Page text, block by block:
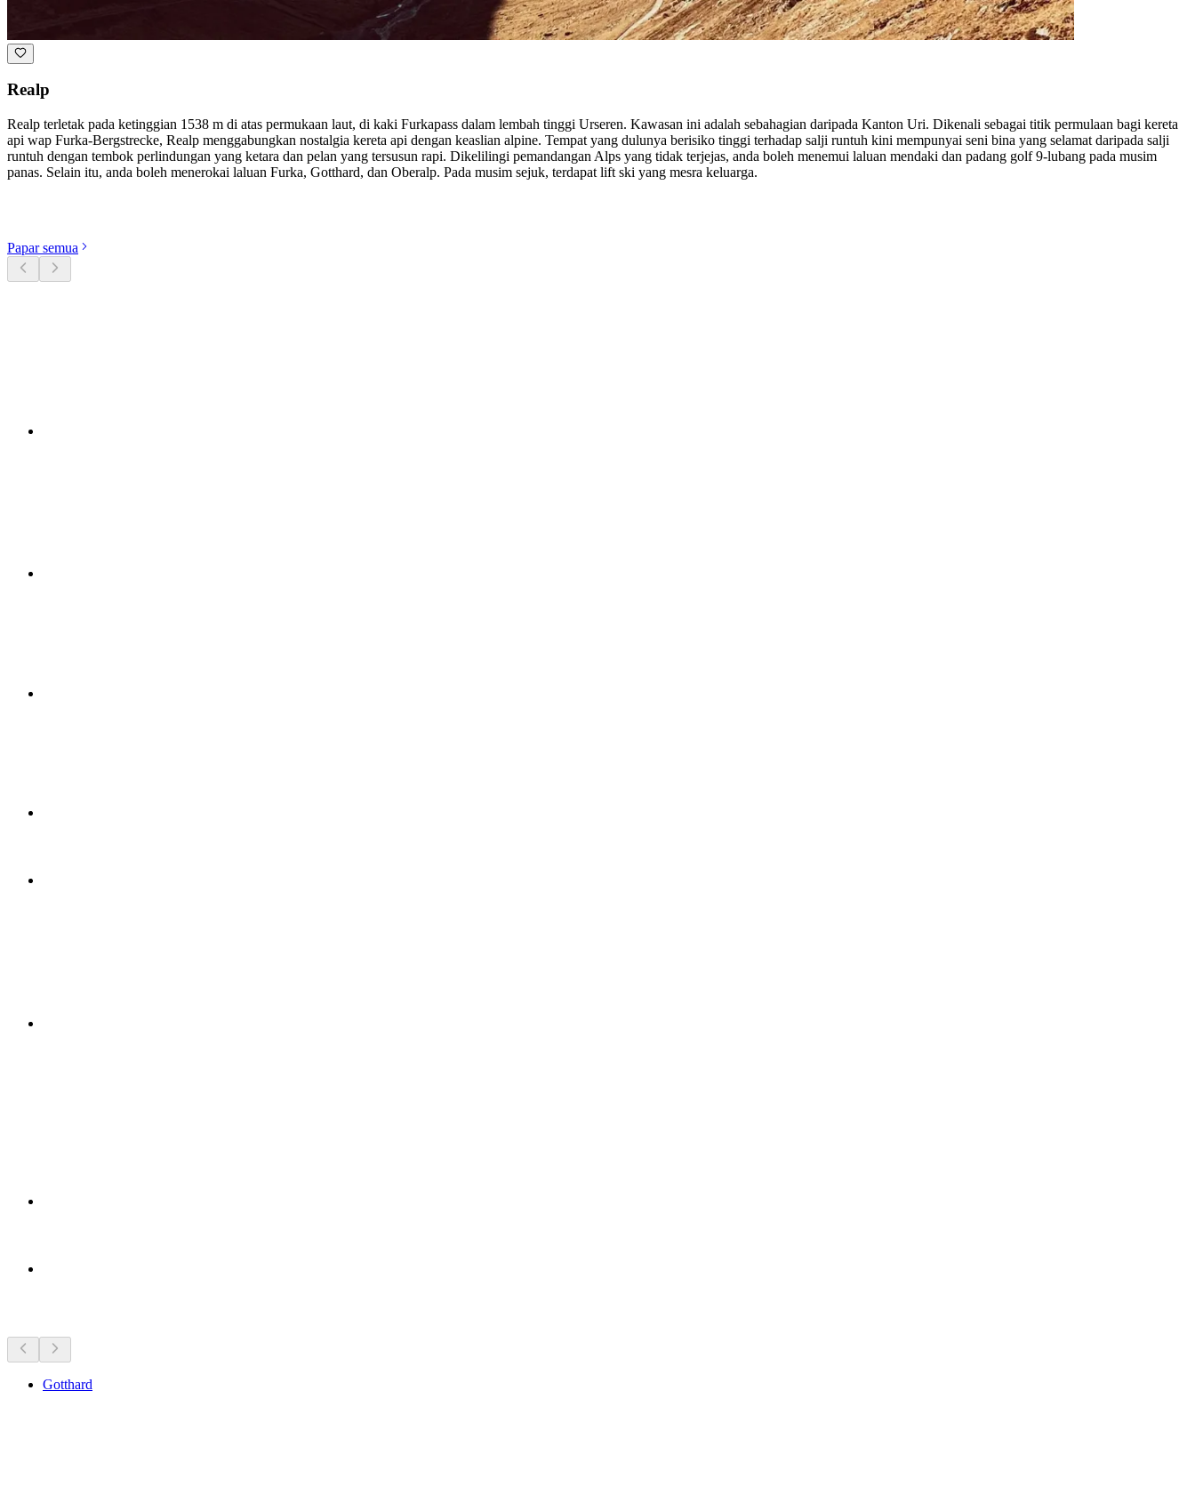
Realp
Realp terletak pada ketinggian 1538 m di atas permukaan laut, di kaki Furkapass dalam lembah tinggi Urseren. Kawasan ini adalah sebahagian daripada Kanton Uri. Dikenali sebagai titik permulaan bagi kereta
api wap Furka-Bergstrecke, Realp menggabungkan nostalgia kereta api dengan keaslian alpine. Tempat yang dulunya berisiko tinggi terhadap salji runtuh kini mempunyai seni bina yang selamat daripada salji
runtuh dengan tembok perlindungan yang ketara dan pelan yang tersusun rapi. Dikelilingi pemandangan Alps yang tidak terjejas, anda boleh menemui laluan mendaki dan padang golf 9-lubang pada musim
panas. Selain itu, anda boleh menerokai laluan Furka, Gotthard, dan Oberalp. Pada musim sejuk, terdapat lift ski yang mesra keluarga.
Papar semua
Gotthard